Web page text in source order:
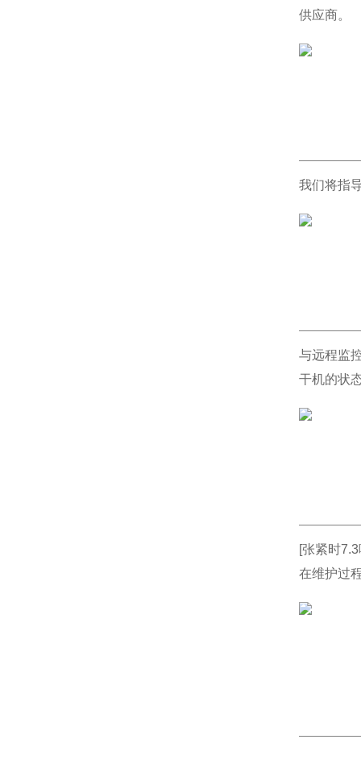
供应商。
我们将指
与远程监
干机的状
[张紧时
在维护过